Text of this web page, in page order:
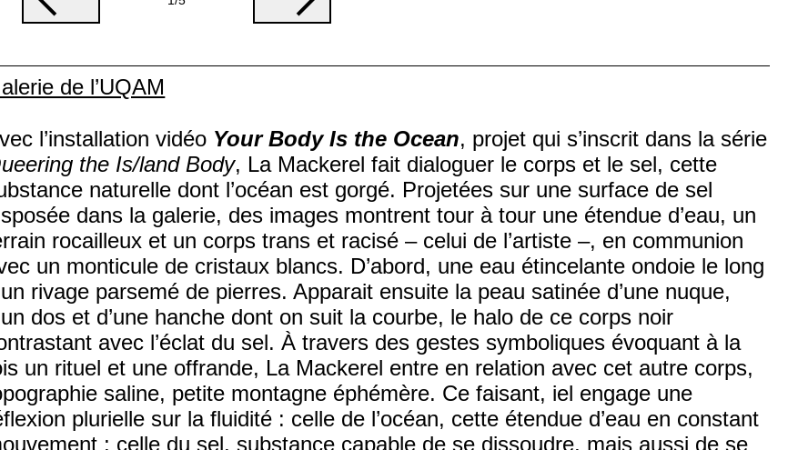
de l’UQAM
l’installation vidéo Your Body Is the Ocean, projet qui s’inscrit dans la série
the Is/land Body, La Mackerel fait dialoguer le corps et le sel, cette
naturelle dont l’océan est gorgé. Projetées sur une surface de sel
dans la galerie, des images montrent tour à tour une étendue d’eau, un
rocailleux et un corps trans et racisé – celui de l’artiste –, en communion
un monticule de cristaux blancs. D’abord, une eau étincelante ondoie le long
rivage parsemé de pierres. Apparait ensuite la peau satinée d’une nuque,
dos et d’une hanche dont on suit la courbe, le halo de ce corps noir
avec l’éclat du sel. À travers des gestes symboliques évoquant à la
un rituel et une offrande, La Mackerel entre en relation avec cet autre corps,
saline, petite montagne éphémère. Ce faisant, iel engage une
plurielle sur la fluidité : celle de l’océan, cette étendue d’eau en constant
; celle du sel, substance capable de se dissoudre, mais aussi de se